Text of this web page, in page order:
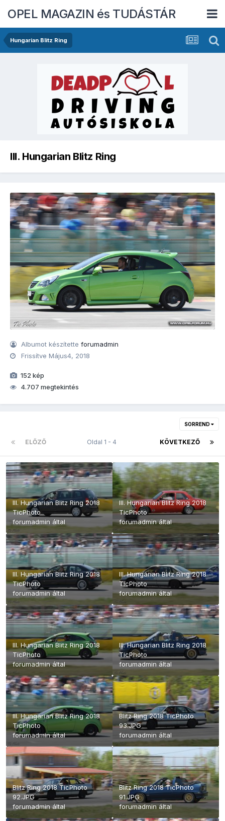
OPEL MAGAZIN és TUDÁSTÁR
Hungarian Blitz Ring
III. Hungarian Blitz Ring
Albumot készítetteforumadmin
FrissítveMájus4, 2018
152 kép
4.707 megtekintés
SORREND
ELŐZŐ KÖVETKEZŐ
Oldal 1 - 4
III. Hungarian Blitz Ring 2018
TicPhoto
forumadmin által
III. Hungarian Blitz Ring 2018
TicPhoto
forumadmináltal
III. Hungarian Blitz Ring 2018
TicPhoto
forumadmináltal
III. Hungarian Blitz Ring 2018
TicPhoto
forumadmináltal
III. Hungarian Blitz Ring 2018
TicPhoto
forumadmináltal
III. Hungarian Blitz Ring 2018
TicPhoto
forumadmin által
III. Hungarian Blitz Ring 2018
TicPhoto
forumadmináltal
Blitz Ring 2018 TicPhoto
93.JPG
forumadmin által
Blitz Ring 2018 TicPhoto
92.JPG
forumadmináltal
Blitz Ring 2018 TicPhoto
91.JPG
forumadmináltal